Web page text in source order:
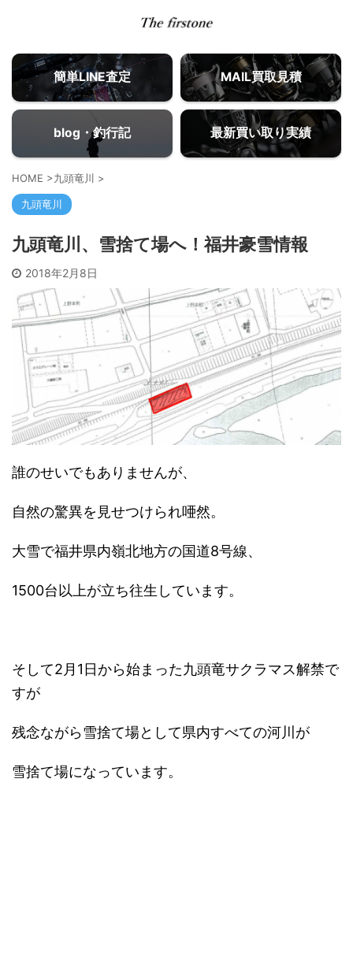
簡単LINE査定 MAIL買取見積
blog・釣行記 最新買い取り実績
HOME >九頭竜川 >
九頭竜川
九頭竜川、雪捨て場へ！福井豪雪情報
2018年2月8日
誰のせいでもありませんが、
自然の驚異を見せつけられ唖然。
大雪で福井県内嶺北地方の国道8号線、
1500台以上が立ち往生しています。
そして2月1日から始まった九頭竜サクラマス解禁で
すが
残念ながら雪捨て場として県内すべての河川が
雪捨て場になっています。